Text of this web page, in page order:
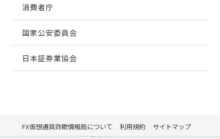
消費者庁
国家公安委員会
日本証券業協会
FX仮想通貨詐欺情報局について 利用規約
サイトマップ